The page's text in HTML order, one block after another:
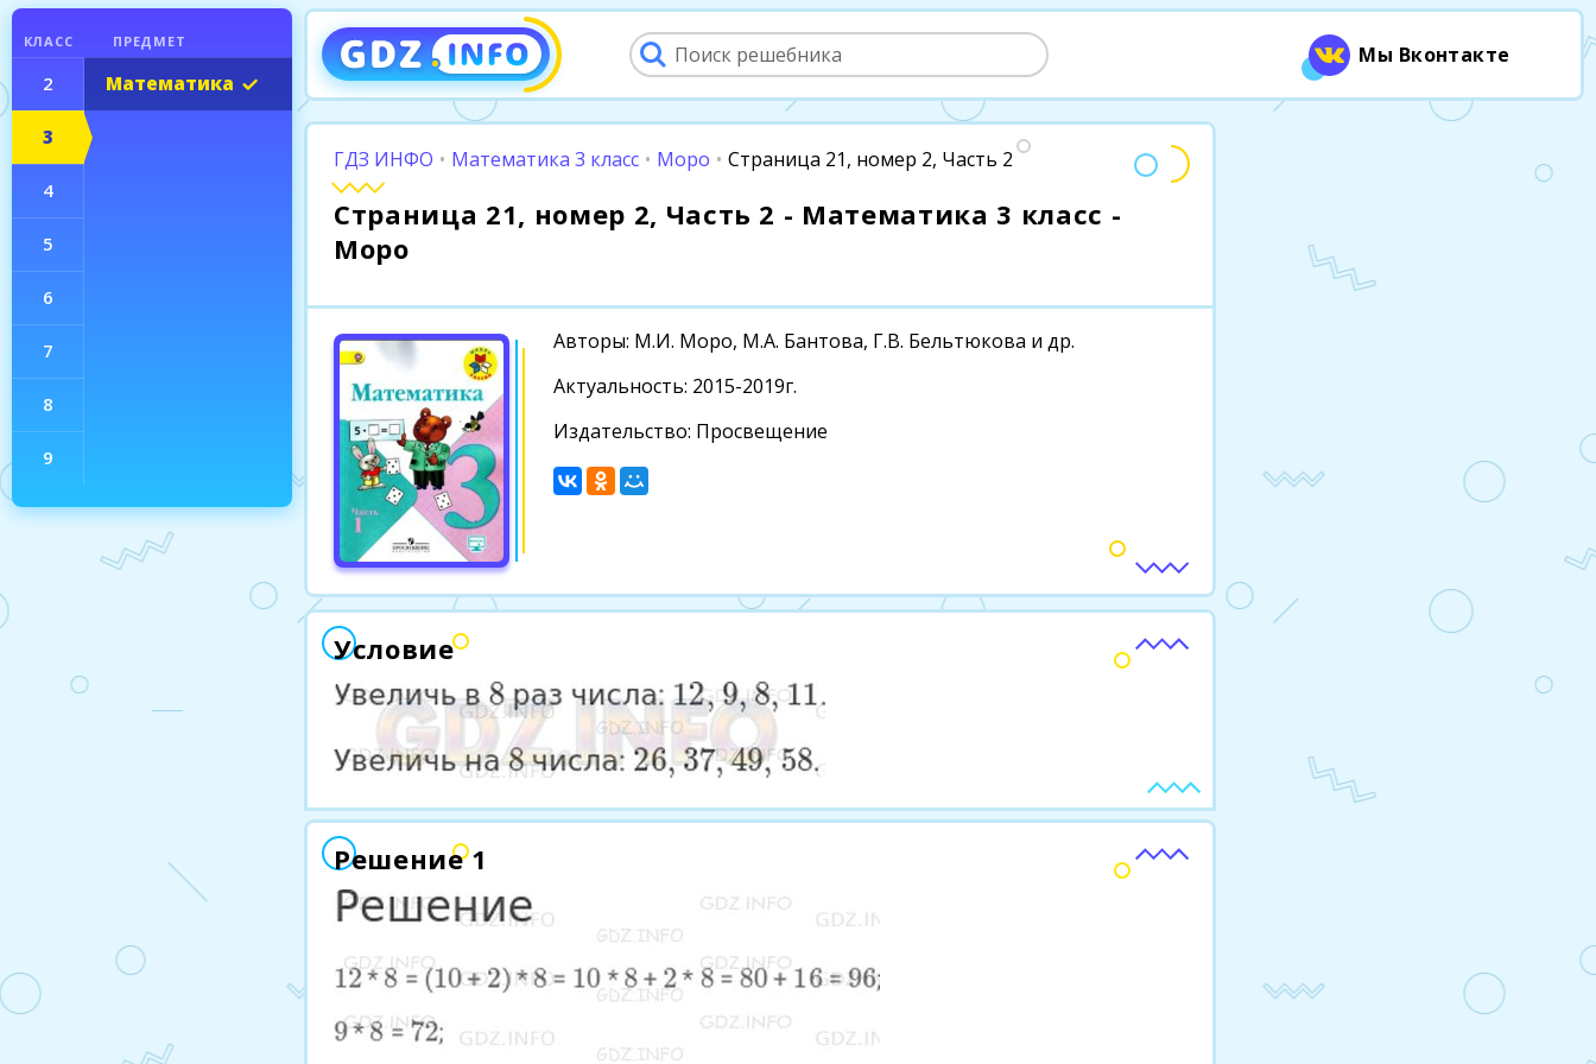
ГДЗ ИНФО • Математика 3 класс • Моро • Страница 21, номер 2, Часть 2
Страница 21, номер 2, Часть 2 - Математика 3 класс -
Моро
Авторы: М.И. Моро, М.А. Бантова, Г.В. Бельтюкова и др.
Актуальность: 2015-2019г.
Издательство: Просвещение
Условие
Решение 1
КЛАСС ПРЕДМЕТ
2
3
Математика
4
5
6
7
8
9
Мы Вконтакте